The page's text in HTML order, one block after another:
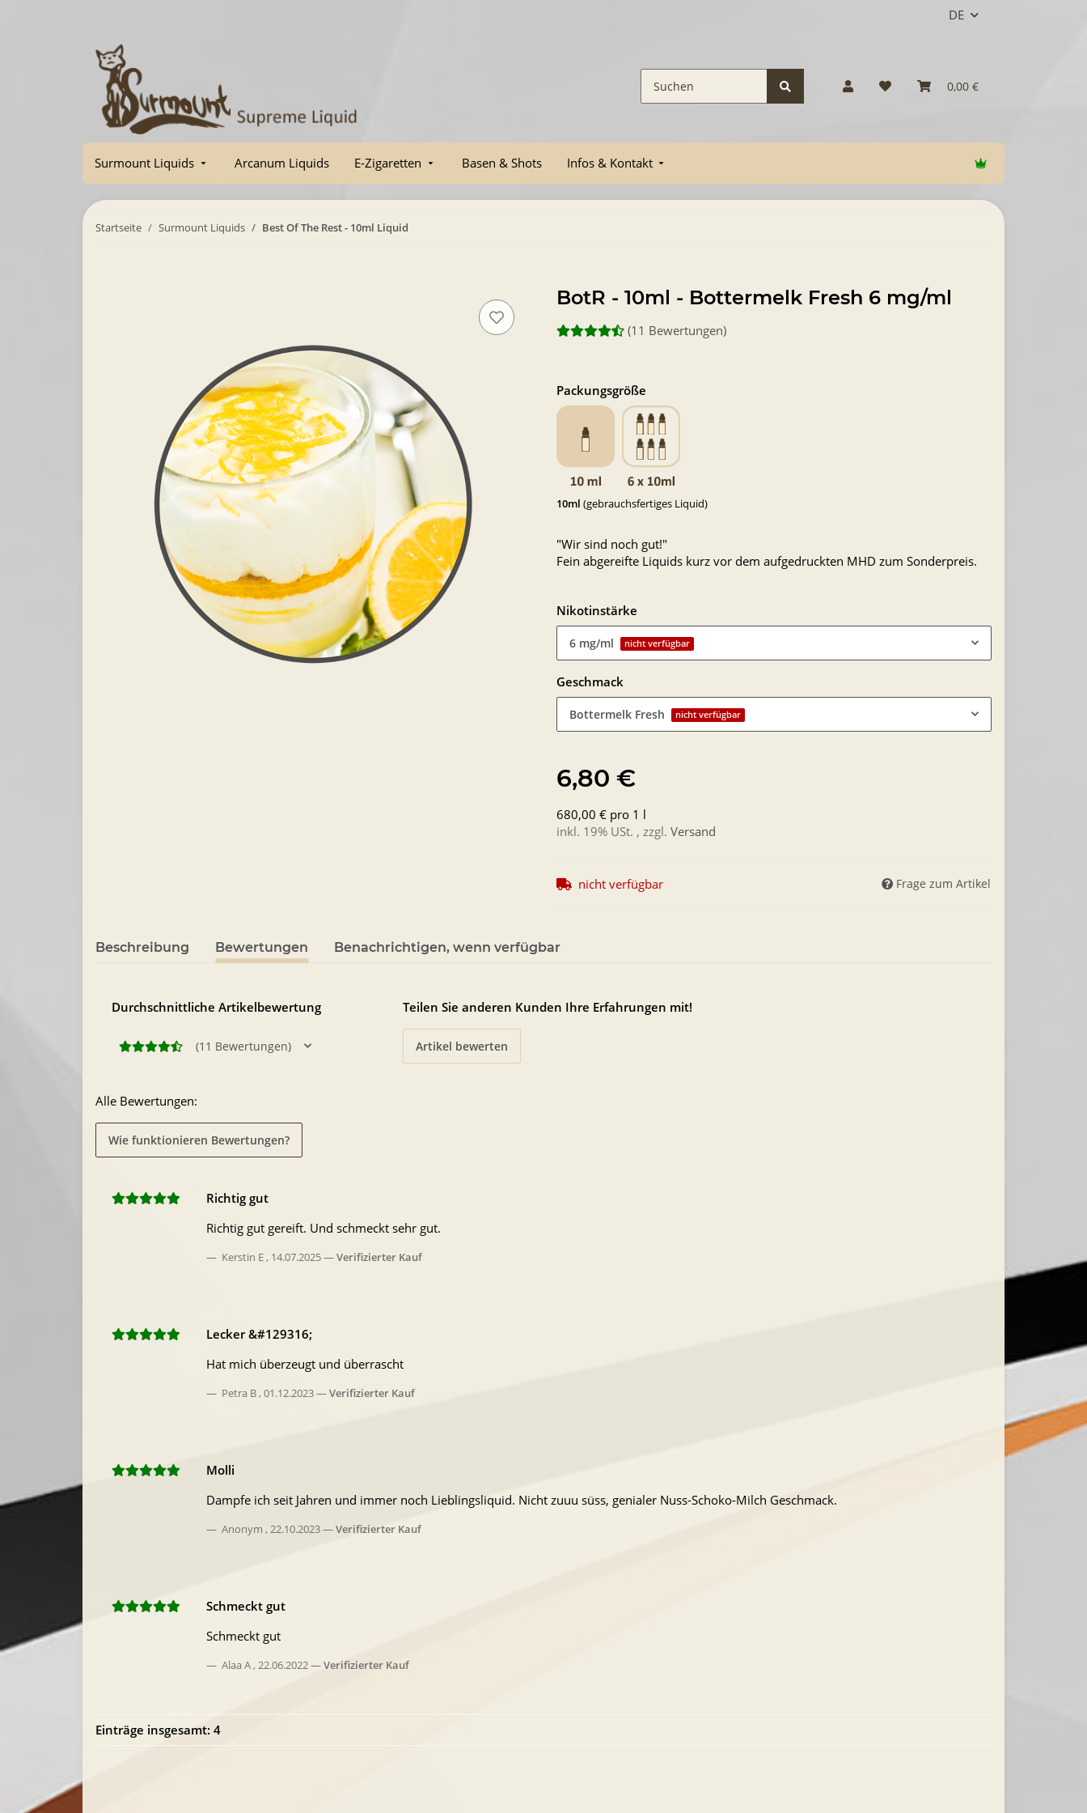
DE
0,00 €
Surmount Liquids Arcanum Liquids E-Zigaretten Basen & Shots Infos & Kontakt
Startseite Surmount Liquids Best Of The Rest - 10ml Liquid
BotR - 10ml - Bottermelk Fresh 6 mg/ml
(11 Bewertungen)
Packungsgröße
10ml (gebrauchsfertiges Liquid)
"Wir sind noch gut!"
Fein abgereifte Liquids kurz vor dem aufgedruckten MHD zum Sonderpreis.
Nikotinstärke
6 mg/ml nicht verfügbar
Geschmack
Bottermelk Fresh nicht verfügbar
6,80 €
680,00 € pro 1 l
inkl. 19% USt. , zzgl. Versand
nicht verfügbar Frage zum Artikel
Beschreibung Bewertungen Benachrichtigen, wenn verfügbar
Durchschnittliche Artikelbewertung
(11 Bewertungen)
Teilen Sie anderen Kunden Ihre Erfahrungen mit!
Artikel bewerten
Alle Bewertungen:
Wie funktionieren Bewertungen?
Richtig gut
Richtig gut gereift. Und schmeckt sehr gut.
Kerstin E, 14.07.2025 Verifizierter Kauf
Lecker &#129316;
Hat mich überzeugt und überrascht
Petra B,01.12.2023 Verifizierter Kauf
Molli
Dampfe ich seit Jahren und immer noch Lieblingsliquid. Nicht zuuu süss, genialer Nuss-Schoko-Milch Geschmack.
Anonym , 22.10.2023 Verifizierter Kauf
Schmeckt gut
Schmeckt gut
Alaa A,22.06.2022 Verifizierter Kauf
Einträge insgesamt: 4